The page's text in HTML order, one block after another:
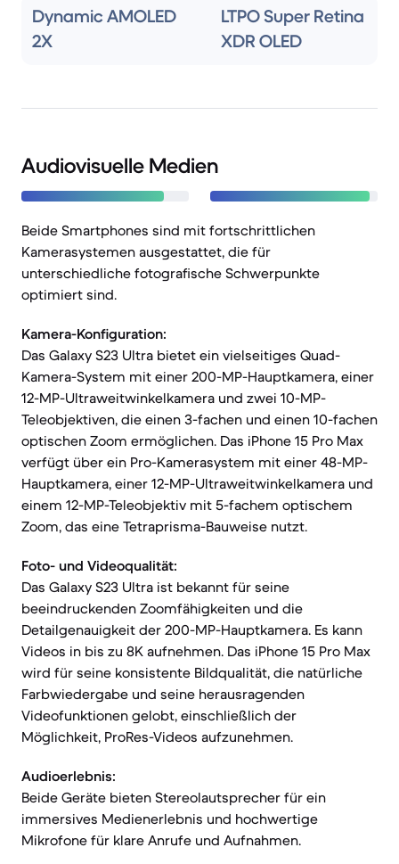
Dynamic AMOLED
2X
LTPO Super Retina
XDR OLED
Audiovisuelle Medien
Beide Smartphones sind mit fortschrittlichen
Kamerasystemen ausgestattet, die für
unterschiedliche fotografische Schwerpunkte
optimiert sind.
Kamera-Konfiguration:
Das Galaxy S23 Ultra bietet ein vielseitiges Quad-
Kamera-System mit einer 200-MP-Hauptkamera, einer
12-MP-Ultraweitwinkelkamera und zwei 10-MP-
Teleobjektiven, die einen 3-fachen und einen 10-fachen
optischen Zoom ermöglichen. Das iPhone 15 Pro Max
verfügt über ein Pro-Kamerasystem mit einer 48-MP-
Hauptkamera, einer 12-MP-Ultraweitwinkelkamera und
einem 12-MP-Teleobjektiv mit 5-fachem optischem
Zoom, das eine Tetraprisma-Bauweise nutzt.
Foto- und Videoqualität:
Das Galaxy S23 Ultra ist bekannt für seine
beeindruckenden Zoomfähigkeiten und die
Detailgenauigkeit der 200-MP-Hauptkamera. Es kann
Videos in bis zu 8K aufnehmen. Das iPhone 15 Pro Max
wird für seine konsistente Bildqualität, die natürliche
Farbwiedergabe und seine herausragenden
Videofunktionen gelobt, einschließlich der
Möglichkeit, ProRes-Videos aufzunehmen.
Audioerlebnis:
Beide Geräte bieten Stereolautsprecher für ein
immersives Medienerlebnis und hochwertige
Mikrofone für klare Anrufe und Aufnahmen.